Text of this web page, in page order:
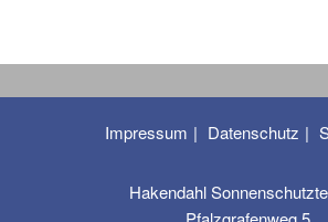
Impressum Datenschutz
Hakendahl